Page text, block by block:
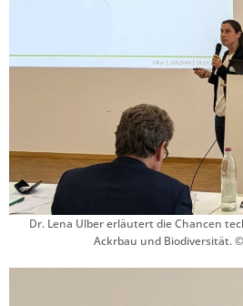
Dr. Lena Ulber erläutert die Chancen
Ackrbau und Biodiversität.